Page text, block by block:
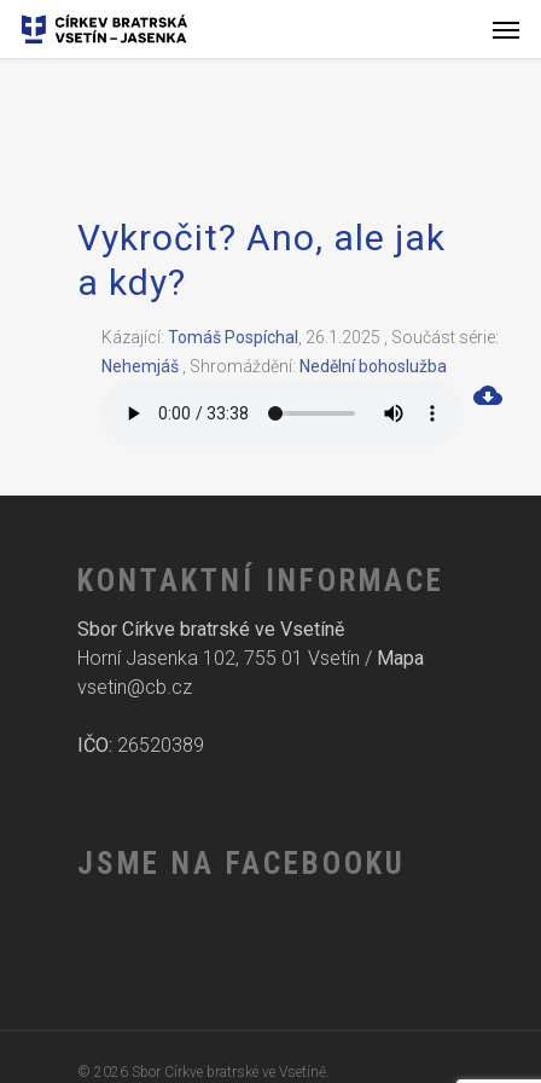
Vykročit? Ano, ale jak
a kdy?
Kázající: Tomáš Pospíchal 26.1.2025
Součást série:
Nehemjáš
Shromáždění: Nedělní bohoslužba
KONTAKTNÍ INFORMACE
Sbor Církve bratrské ve Vsetíně
Horní Jasenka 102, 755 01 Vsetín / Mapa
vsetin@cb.cz
IČO: 26520389
JSME NA FACEBOOKU
© 2026 Sbor Církve bratrské ve Vsetíně.